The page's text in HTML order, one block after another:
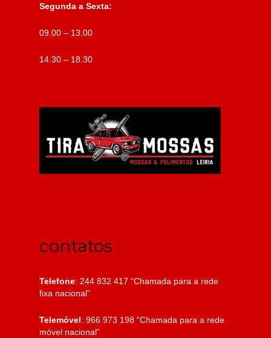
Segunda a Sexta:
09.00 – 13.00
14.30 – 18.30
contatos
Telefone: 244 832 417 “Chamada para a rede
fixa nacional”
Telemóvel : 966 973 198 “Chamada para a rede
móvel nacional”